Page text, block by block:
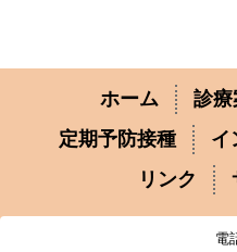
ホーム 診療
定期予防接種
イ
リンク
電